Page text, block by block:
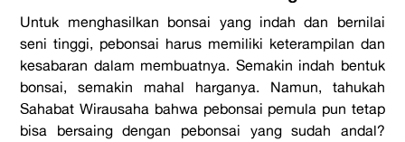
Untuk menghasilkan bonsai yang indah dan bernilai
seni tinggi, pebonsai harus memiliki keterampilan dan
kesabaran dalam membuatnya. Semakin indah bentuk
bonsai, semakin mahal harganya. Namun, tahukah
Sahabat Wirausaha bahwa pebonsai pemula pun tetap
bisa bersaing dengan pebonsai yang sudah andal?